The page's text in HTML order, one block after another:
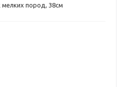
пород, 38см